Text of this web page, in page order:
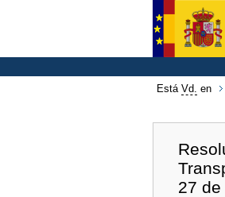
Está Vd. en
27